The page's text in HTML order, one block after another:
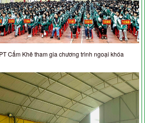
Cẩm Khê tham gia chương trình ngoại khóa